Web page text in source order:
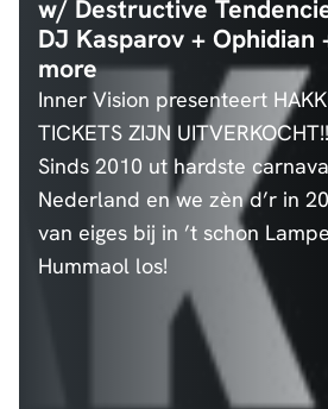
w/ Destructive
DJ Kasparov + Ophidian
more
Inner Vision presenteert
TICKETS ZIJN UITVERKOCHT!!
Sinds 2010 ut hardste
Nederland en we zèn d’r in
van eiges bij in ’t schon
Hummaol los!